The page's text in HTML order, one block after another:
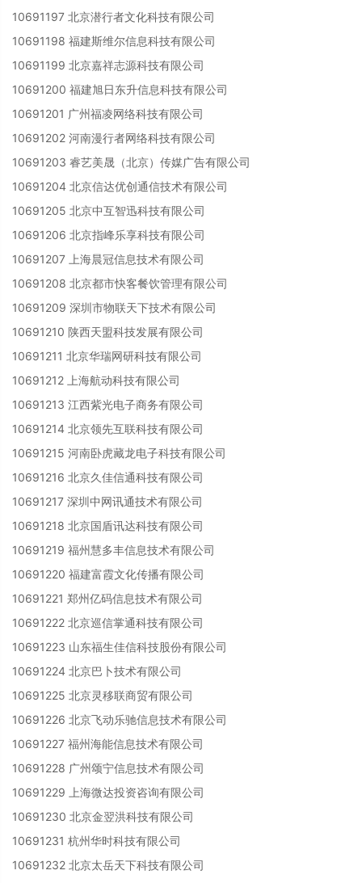
10691197 北京潜行者文化科技有限公司
10691198 福建斯维尔信息科技有限公司
10691199 北京嘉祥志源科技有限公司
10691200 福建旭日东升信息科技有限公司
10691201 广州福凌网络科技有限公司
10691202 河南漫行者网络科技有限公司
10691203 睿艺美晟（北京）传媒广告有限公司
10691204 北京信达优创通信技术有限公司
10691205 北京中互智迅科技有限公司
10691206 北京指峰乐享科技有限公司
10691207 上海晨冠信息技术有限公司
10691208 北京都市快客餐饮管理有限公司
10691209 深圳市物联天下技术有限公司
10691210 陕西天盟科技发展有限公司
10691211 北京华瑞网研科技有限公司
10691212 上海航动科技有限公司
10691213 江西紫光电子商务有限公司
10691214 北京领先互联科技有限公司
10691215 河南卧虎藏龙电子科技有限公司
10691216 北京久佳信通科技有限公司
10691217 深圳中网讯通技术有限公司
10691218 北京国盾讯达科技有限公司
10691219 福州慧多丰信息技术有限公司
10691220 福建富霞文化传播有限公司
10691221 郑州亿码信息技术有限公司
10691222 北京巡信掌通科技有限公司
10691223 山东福生佳信科技股份有限公司
10691224 北京巴卜技术有限公司
10691225 北京灵移联商贸有限公司
10691226 北京飞动乐驰信息技术有限公司
10691227 福州海能信息技术有限公司
10691228 广州颂宁信息技术有限公司
10691229 上海微达投资咨询有限公司
10691230 北京金翌洪科技有限公司
10691231 杭州华时科技有限公司
10691232 北京太岳天下科技有限公司